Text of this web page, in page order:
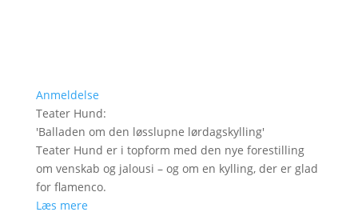
Anmeldelse
Teater Hund:
'Balladen om den løsslupne lørdagskylling'
Teater Hund er i topform med den nye forestilling
om venskab og jalousi – og om en kylling, der er glad
for flamenco.
Læs mere